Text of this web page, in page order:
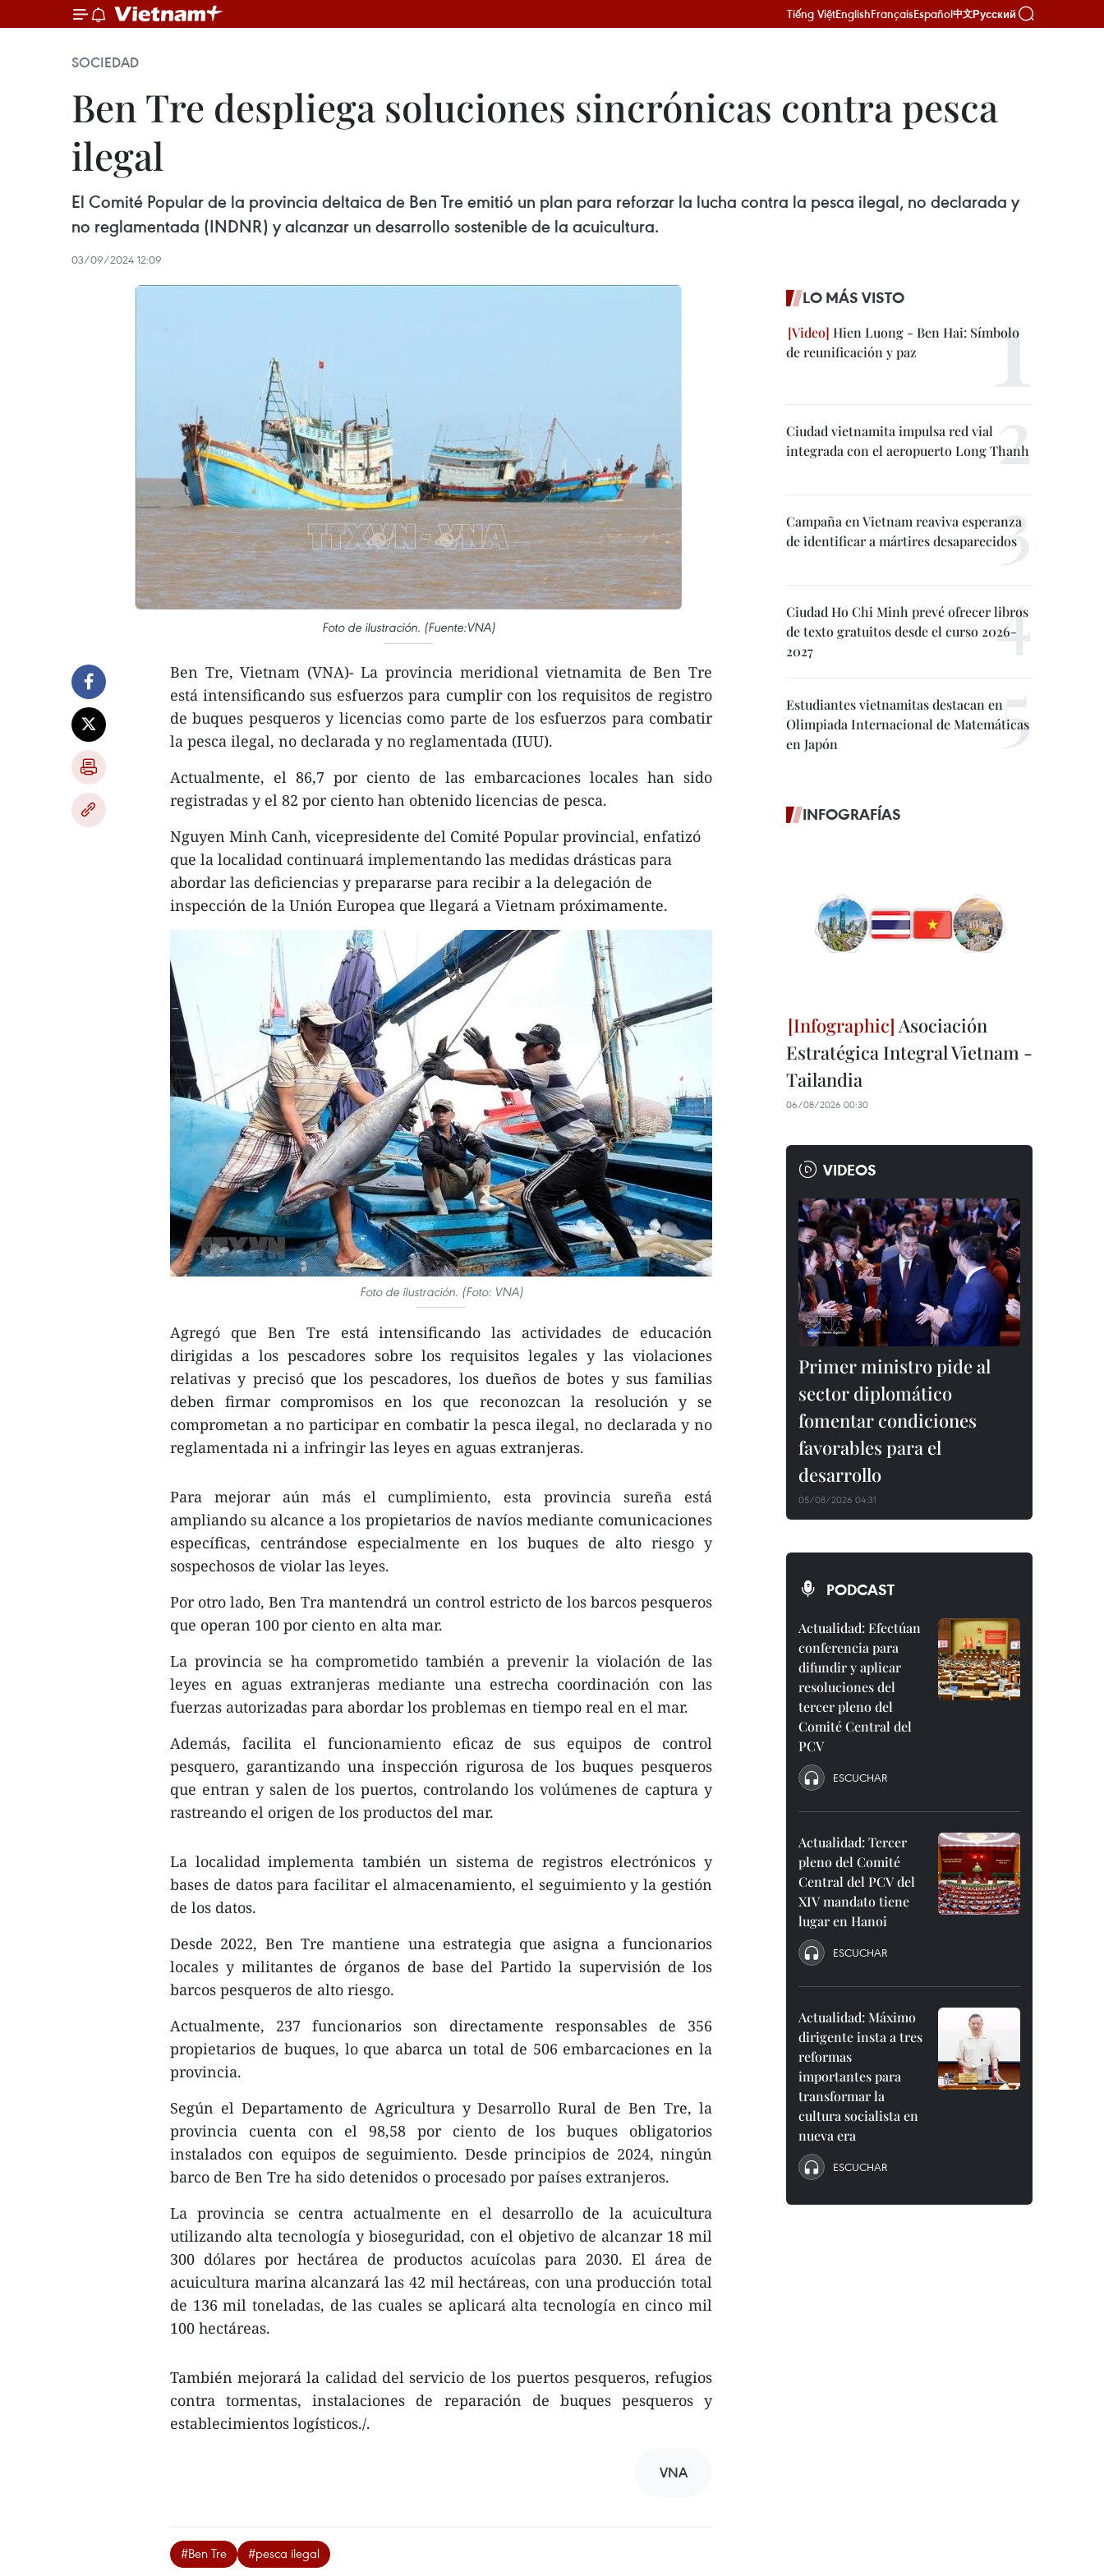
Tiếng ViệtEnglishFrançaisEspañol中文Русский
SOCIEDAD
Ben Tre despliega soluciones sincrónicas contra pesca
ilegal
El Comité Popular de la provincia deltaica de Ben Tre emitió un plan para reforzar la lucha contra la pesca ilegal, no declarada y
no reglamentada (INDNR) y alcanzar un desarrollo sostenible de la acuicultura.
03/09/2024 12:09
Foto de ilustración. (Fuente:VNA)
Ben Tre, Vietnam (VNA)- La provincia meridional vietnamita de Ben Tre
está intensificando sus esfuerzos para cumplir con los requisitos de registro
de buques pesqueros y licencias como parte de los esfuerzos para combatir
la pesca ilegal, no declarada y no reglamentada (IUU).
Actualmente, el 86,7 por ciento de las embarcaciones locales han sido
registradas y el 82 por ciento han obtenido licencias de pesca.
Nguyen Minh Canh, vicepresidente del Comité Popular provincial, enfatizó
que la localidad continuará implementando las medidas drásticas para
abordar las deficiencias y prepararse para recibir a la delegación de
inspección de la Unión Europea que llegará a Vietnam próximamente.
Foto de ilustración. (Foto: VNA)
Agregó que Ben Tre está intensificando las actividades de educación
dirigidas a los pescadores sobre los requisitos legales y las violaciones
relativas y precisó que los pescadores, los dueños de botes y sus familias
deben firmar compromisos en los que reconozcan la resolución y se
comprometan a no participar en combatir la pesca ilegal, no declarada y no
reglamentada ni a infringir las leyes en aguas extranjeras.
Para mejorar aún más el cumplimiento, esta provincia sureña está
ampliando su alcance a los propietarios de navíos mediante comunicaciones
específicas, centrándose especialmente en los buques de alto riesgo y
sospechosos de violar las leyes.
Por otro lado, Ben Tra mantendrá un control estricto de los barcos pesqueros
que operan 100 por ciento en alta mar.
La provincia se ha comprometido también a prevenir la violación de las
leyes en aguas extranjeras mediante una estrecha coordinación con las
fuerzas autorizadas para abordar los problemas en tiempo real en el mar.
Además, facilita el funcionamiento eficaz de sus equipos de control
pesquero, garantizando una inspección rigurosa de los buques pesqueros
que entran y salen de los puertos, controlando los volúmenes de captura y
rastreando el origen de los productos del mar.
La localidad implementa también un sistema de registros electrónicos y
bases de datos para facilitar el almacenamiento, el seguimiento y la gestión
de los datos.
Desde 2022, Ben Tre mantiene una estrategia que asigna a funcionarios
locales y militantes de órganos de base del Partido la supervisión de los
barcos pesqueros de alto riesgo.
Actualmente, 237 funcionarios son directamente responsables de 356
propietarios de buques, lo que abarca un total de 506 embarcaciones en la
provincia.
Según el Departamento de Agricultura y Desarrollo Rural de Ben Tre, la
provincia cuenta con el 98,58 por ciento de los buques obligatorios
instalados con equipos de seguimiento. Desde principios de 2024, ningún
barco de Ben Tre ha sido detenidos o procesado por países extranjeros.
La provincia se centra actualmente en el desarrollo de la acuicultura
utilizando alta tecnología y bioseguridad, con el objetivo de alcanzar 18 mil
300 dólares por hectárea de productos acuícolas para 2030. El área de
acuicultura marina alcanzará las 42 mil hectáreas, con una producción total
de 136 mil toneladas, de las cuales se aplicará alta tecnología en cinco mil
100 hectáreas.
También mejorará la calidad del servicio de los puertos pesqueros, refugios
contra tormentas, instalaciones de reparación de buques pesqueros y
establecimientos logísticos./.
VNA
#Ben Tre #pesca ilegal
LO MÁS VISTO
Hien Luong - Ben Hai: Símbolo
de reunificación y paz
Ciudad vietnamita impulsa red vial
integrada con el aeropuerto Long Thanh
Campaña en Vietnam reaviva esperanza
de identificar a mártires desaparecidos
Ciudad Ho Chi Minh prevé ofrecer libros
de texto gratuitos desde el curso 2026-
2027
Estudiantes vietnamitas destacan en
Olimpiada Internacional de Matemáticas
en Japón
INFOGRAFÍAS
Asociación
Estratégica Integral Vietnam -
Tailandia
06/08/2026 00:30
VIDEOS
Primer ministro pide al
sector diplomático
fomentar condiciones
favorables para el
desarrollo
05/08/2026 04:31
PODCAST
Actualidad: Efectúan
conferencia para
difundir y aplicar
resoluciones del
tercer pleno del
Comité Central del
PCV
ESCUCHAR
Actualidad: Tercer
pleno del Comité
Central del PCV del
XIV mandato tiene
lugar en Hanoi
ESCUCHAR
Actualidad: Máximo
dirigente insta a tres
reformas
importantes para
transformar la
cultura socialista en
nueva era
ESCUCHAR